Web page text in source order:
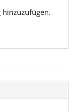
hinzuzufügen.